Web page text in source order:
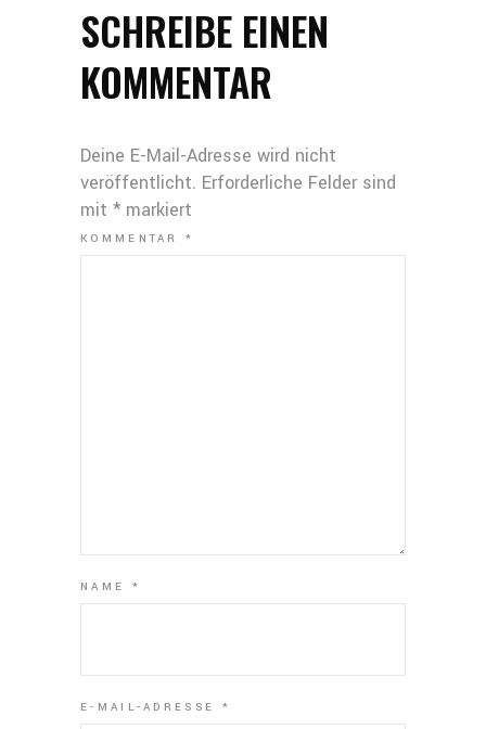
SCHREIBE EINEN
KOMMENTAR
Deine E-Mail-Adresse wird nicht
veröffentlicht. Erforderliche Felder sind
mit * markiert
KOMMENTAR*
NAME *
E-MAIL-ADRESSE *